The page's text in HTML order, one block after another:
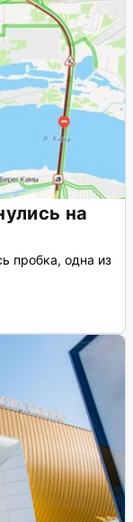
на
пробка, одна из